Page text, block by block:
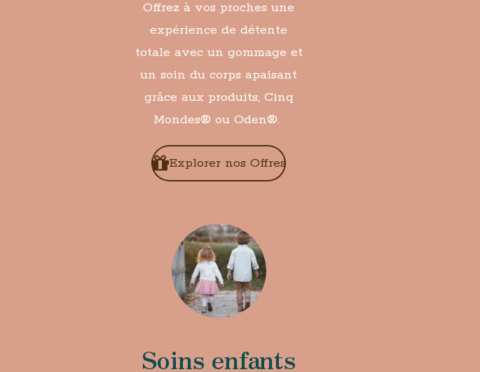
Offrez à vos proches une
expérience de détente
totale avec un gommage et
un soin du corps apaisant
grâce aux produits, Cinq
Mondes® ou Oden®.
Explorer nos Offres
Soins enfants